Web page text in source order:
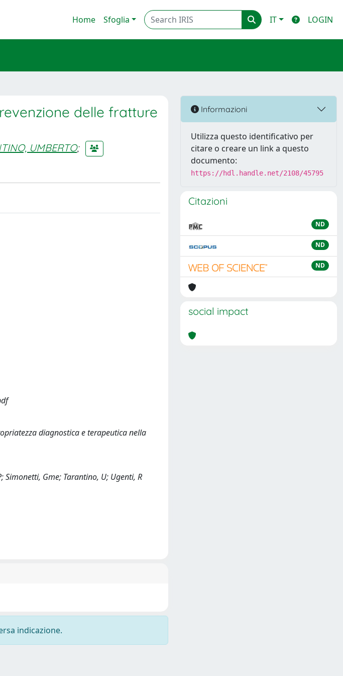
Home Sfoglia IT LOGIN
delle fratture
UMBERTO;
diagnostica e terapeutica nella
Simonetti, Gme; Tarantino, U; Ugenti, R
indicazione.
Informazioni
Utilizza questo identificativo per
citare o creare un link a questo
documento:
https://hdl.handle.net/2108/45795
Citazioni
ND
ND
ND
social impact